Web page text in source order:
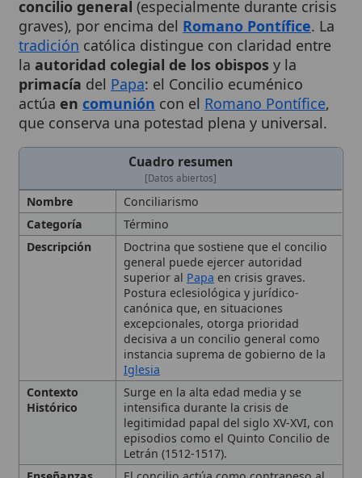
tradicióncatólica distingue con claridad entre
laautoridad colegial de los obispos y la
primacíadelPapa: el Concilio ecuménico
actúaencomunióncon el Romano Pontífice
que conserva una potestad plena y universal.
Cuadro resumen
[Datos abiertos]
Nombre Conciliarismo
Término
Descripción
Doctrina que sostiene que el concilio
general puede ejercer autoridad
superior al
Postura eclesiológica y jurídico-
canónica que, en situaciones
excepcionales, otorga prioridad
decisiva a un concilio general como
instancia suprema de gobierno de la
Iglesia
Surge en la alta edad media y se
intensifica durante la crisis de
legitimidad papal del siglo XV-XVI, con
episodios como el Quinto Concilio de
Letrán (1512-1517).
Enseñanzas
Principales
El concilio actúa como contrapeso al
papado, pero la enseñanza católica
actual reafirma la colegialidad
episcopal en plenacomunióncon la
primacía papal, segúnLumen
Gentium.